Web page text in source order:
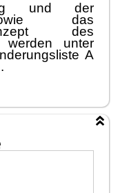
und der
das
des
werden unter
A